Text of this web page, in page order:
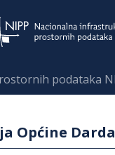
podataka
Općine Darda